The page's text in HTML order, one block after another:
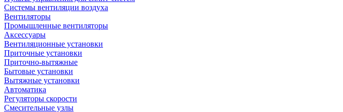
Системы вентиляции воздуха
Вентиляторы
Промышленные вентиляторы
Аксессуары
Вентиляционные установки
Приточные установки
Приточно-вытяжные
Бытовые установки
Вытяжные установки
Автоматика
Регуляторы скорости
Смесительные узлы